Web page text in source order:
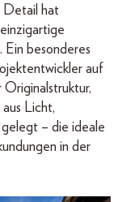
Detail hat
Ein besonderes
auf
Licht,
– die ideale
in der